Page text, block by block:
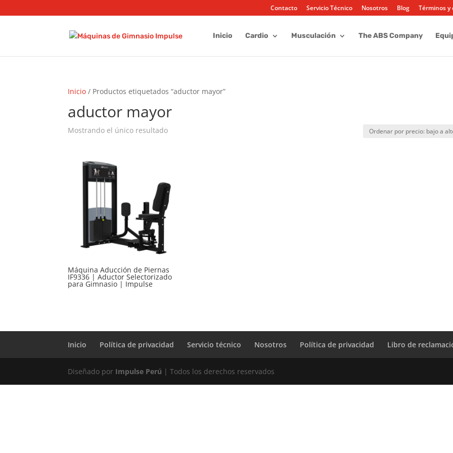
Contacto Servicio Técnico Nosotros Blog Términos y
Inicio Cardio Musculación The ABS Company
Inicio / Productos etiquetados “aductor mayor”
aductor mayor
Mostrando el único resultado
Máquina Aducción de Piernas
IF9336 | Aductor Selectorizado
para Gimnasio | Impulse
Inicio Política de privacidad Servicio técnico Nosotros Política de privacidad Libro de
Diseñado por Impulse Perú | Todos los derechos reservados